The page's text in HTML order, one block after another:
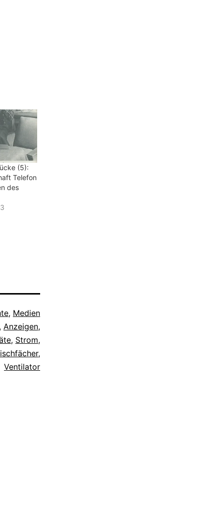
(5):
Telefon
des
, Medien
, Anzeigen,
, Strom,
,
Ventilator